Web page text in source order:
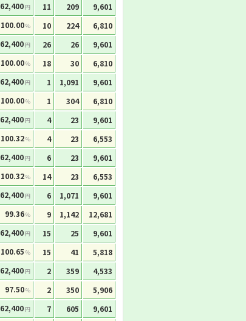
62,400円 11 209
9,601
100.00% 10 224
6,810
62,400円 26 26
9,601
100.00% 18 30
6,810
62,400円 1 1,091
9,601
100.00% 1 304
6,810
62,400円 4 23
9,601
100.32% 4 23
6,553
62,400円 6 23
9,601
100.32% 14 23
6,553
62,400円 6 1,071
9,601
99.36% 9 1,142
12,681
62,400円 15 25
9,601
100.65 % 15 41
5,818
62,400円 2 359
4,533
97.50% 2 350
5,906
62,400円 7 605
9,601